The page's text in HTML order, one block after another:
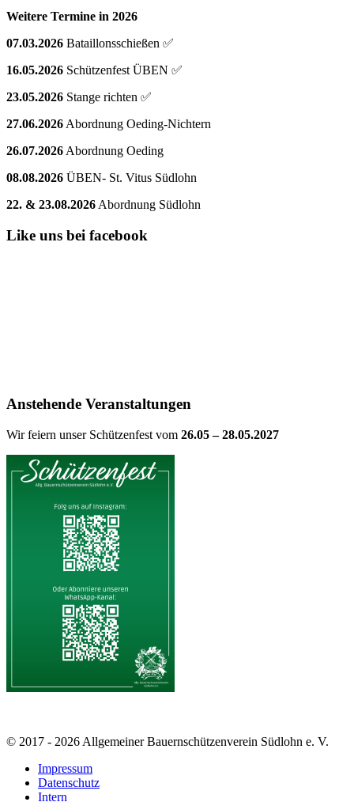
Weitere Termine in 2026
07.03.2026 Bataillonsschießen ✅
16.05.2026 Schützenfest ÜBEN ✅
23.05.2026 Stange richten ✅
27.06.2026 Abordnung Oeding-Nichtern
26.07.2026 Abordnung Oeding
08.08.2026 ÜBEN- St. Vitus Südlohn
22. & 23.08.2026 Abordnung Südlohn
Like uns bei facebook
Anstehende Veranstaltungen
Wir feiern unser Schützenfest vom 26.05 – 28.05.2027
© 2017 - 2026 Allgemeiner Bauernschützenverein Südlohn e. V.
Impressum
Datenschutz
Intern